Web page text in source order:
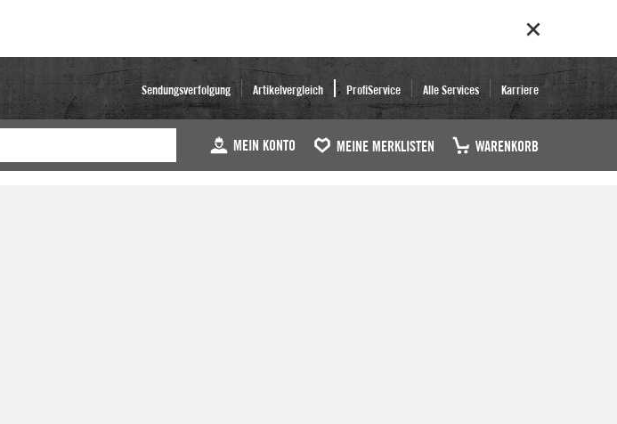
Sendungsverfolgung Artikelvergleich ProfiService Alle Services Karriere
MEIN KONTO MEINE MERKLISTEN WARENKORB